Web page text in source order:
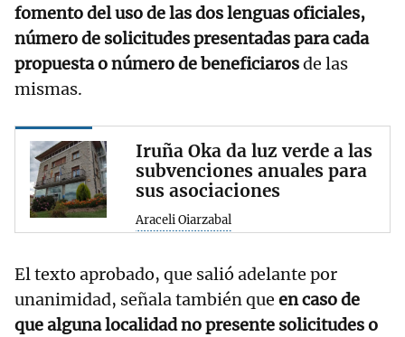
fomento del uso de las dos lenguas oficiales,
número de solicitudes presentadas para cada
propuesta o número de beneficiarosde las
mismas.
Iruña Oka da luz verde a las
subvenciones anuales para
sus asociaciones
Araceli Oiarzabal
El texto aprobado, que salió adelante por
unanimidad, señala también que en caso de
que alguna localidad no presente solicitudes o